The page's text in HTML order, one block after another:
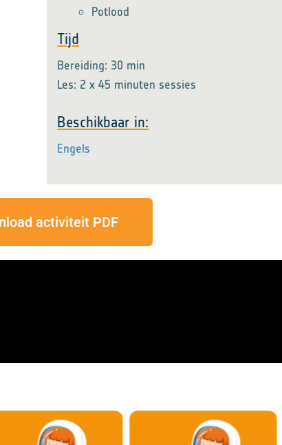
Potlood
Tijd
Bereiding: 30 min
Les: 2 x 45 minuten sessies
Beschikbaar in:
Engels
activiteit PDF